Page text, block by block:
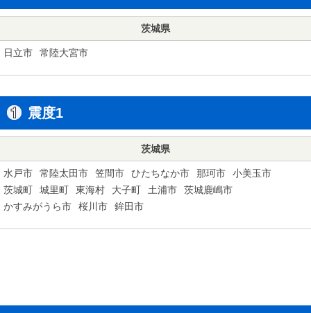
茨城県
日立市 常陸大宮市
震度1
茨城県
水戸市 常陸太田市 笠間市 ひたちなか市 那珂市
小美玉市
茨城町
城里町 東海村 大子町 土浦市
茨城鹿嶋市
かすみがうら市
桜川市 鉾田市